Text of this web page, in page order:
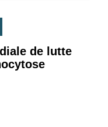
de lutte